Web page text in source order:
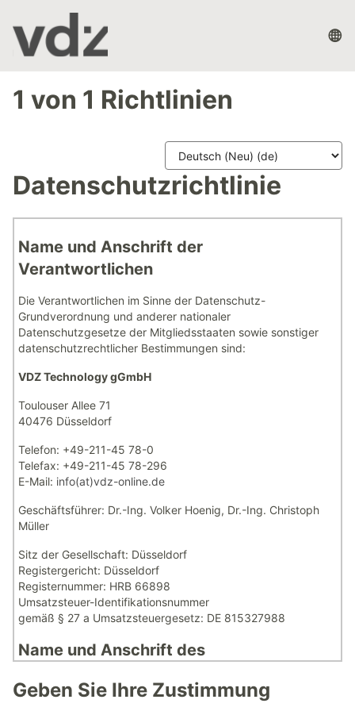
Hauptinhalt
wechseln
1 von 1 Richtlinien
Datenschutzrichtlinie
Name und Anschrift der
Verantwortlichen
Die Verantwortlichen im Sinne der Datenschutz-
Grundverordnung und anderer nationaler
Datenschutzgesetze der Mitgliedsstaaten sowie sonstiger
datenschutzrechtlicher Bestimmungen sind:
VDZ Technology gGmbH
Toulouser Allee 71
40476 Düsseldorf
Telefon: +49-211-45 78-0
Telefax: +49-211-45 78-296
E-Mail: info(at)vdz-online.de
Geschäftsführer: Dr.-Ing. Volker Hoenig, Dr.-Ing. Christoph
Müller
Sitz der Gesellschaft: Düsseldorf
Registergericht: Düsseldorf
Registernummer: HRB 66898
Umsatzsteuer-Identifikationsnummer
gemäß § 27 a Umsatzsteuergesetz: DE 815327988
Name und Anschrift des
Geben Sie Ihre Zustimmung